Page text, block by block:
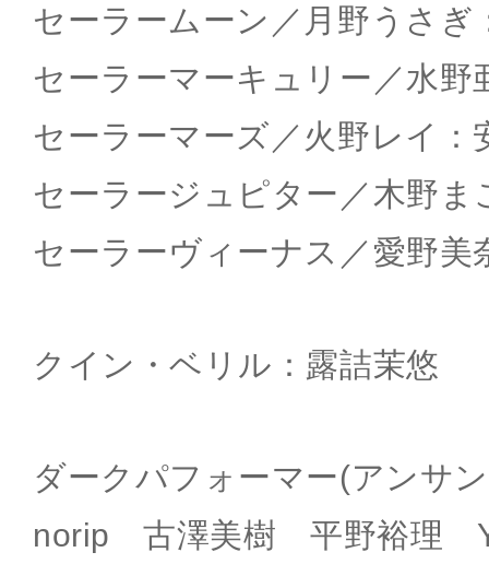
セーラームーン／月野うさぎ
セーラーマーキュリー／水野
セーラーマーズ／火野レイ：
セーラージュピター／木野ま
セーラーヴィーナス／愛野美
クイン・ベリル：露詰茉悠
ダークパフォーマー(アンサ
norip 古澤美樹 平野裕理